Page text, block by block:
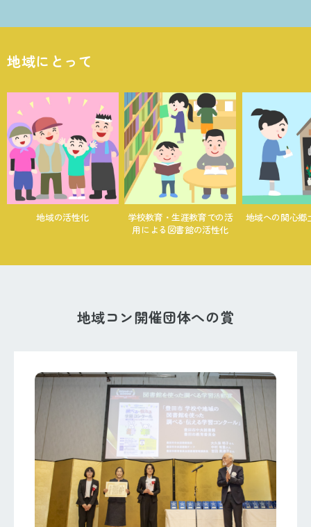
地域にとって
地域の活性化
学校教育・生涯教育での活
用による図書館の活性化
地域への関心郷
地域コン開催団体への賞